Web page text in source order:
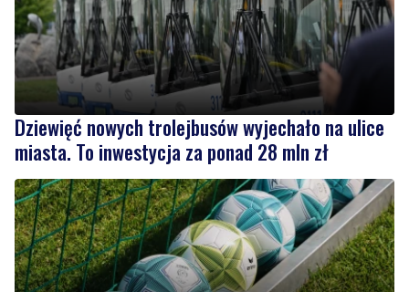
Dziewięć nowych trolejbusów wyjechało na ulice
miasta. To inwestycja za ponad 28 mln zł